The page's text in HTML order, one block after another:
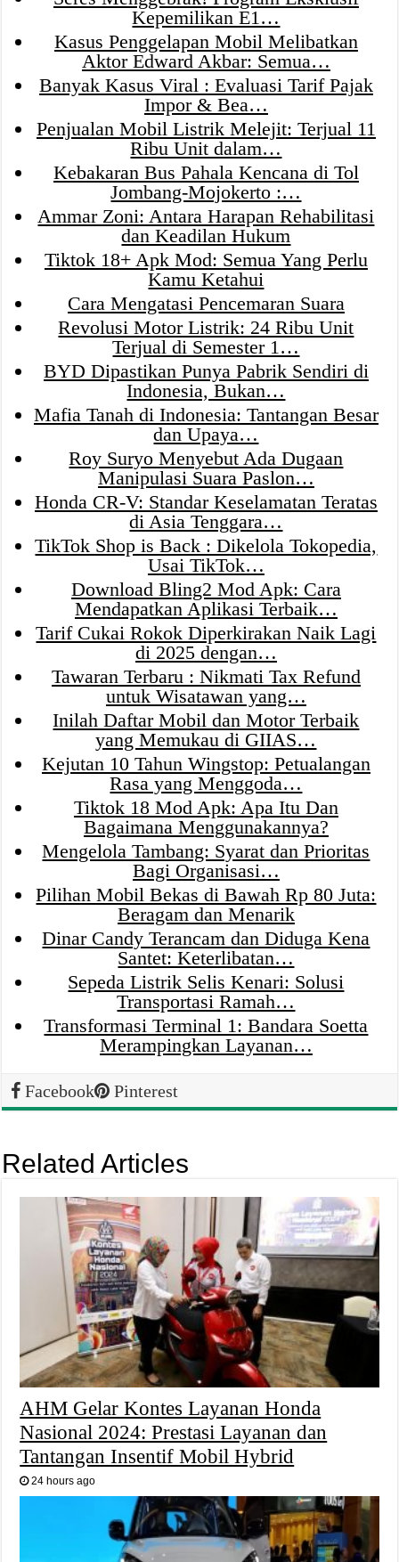
Kepemilikan E1…
Kasus Penggelapan Mobil Melibatkan
Aktor Edward Akbar: Semua…
Banyak Kasus Viral : Evaluasi Tarif Pajak
Impor & Bea…
Penjualan Mobil Listrik Melejit: Terjual 11
Ribu Unit dalam…
Kebakaran Bus Pahala Kencana di Tol
Jombang-Mojokerto :…
Ammar Zoni: Antara Harapan Rehabilitasi
dan Keadilan Hukum
Tiktok 18+ Apk Mod: Semua Yang Perlu
Kamu Ketahui
Cara Mengatasi Pencemaran Suara
Revolusi Motor Listrik: 24 Ribu Unit
Terjual di Semester 1…
BYD Dipastikan Punya Pabrik Sendiri di
Indonesia, Bukan…
Mafia Tanah di Indonesia: Tantangan Besar
dan Upaya…
Roy Suryo Menyebut Ada Dugaan
Manipulasi Suara Paslon…
Honda CR-V: Standar Keselamatan Teratas
di Asia Tenggara…
TikTok Shop is Back : Dikelola Tokopedia,
Usai TikTok…
Download Bling2 Mod Apk: Cara
Mendapatkan Aplikasi Terbaik…
Tarif Cukai Rokok Diperkirakan Naik Lagi
di 2025 dengan…
Tawaran Terbaru : Nikmati Tax Refund
untuk Wisatawan yang…
Inilah Daftar Mobil dan Motor Terbaik
yang Memukau di GIIAS…
Kejutan 10 Tahun Wingstop: Petualangan
Rasa yang Menggoda…
Tiktok 18 Mod Apk: Apa Itu Dan
Bagaimana Menggunakannya?
Mengelola Tambang: Syarat dan Prioritas
Bagi Organisasi…
Pilihan Mobil Bekas di Bawah Rp 80 Juta:
Beragam dan Menarik
Dinar Candy Terancam dan Diduga Kena
Santet: Keterlibatan…
Sepeda Listrik Selis Kenari: Solusi
Transportasi Ramah…
Transformasi Terminal 1: Bandara Soetta
Merampingkan Layanan…
Facebook Pinterest
Related Articles
AHM Gelar Kontes Layanan Honda
Nasional 2024: Prestasi Layanan dan
Tantangan Insentif Mobil Hybrid
24 hours ago